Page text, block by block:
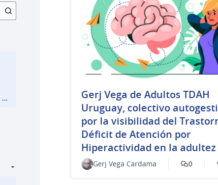
Gerj Vega de Adultos TDAH
Uruguay, colectivo
por la visibilidad del
Déficit de Atención por
Hiperactividad en la adultez
Gerj Vega Cardama 0